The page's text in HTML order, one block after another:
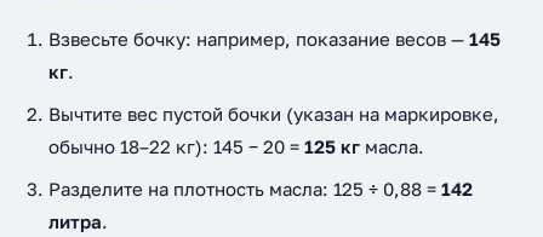
Взвесьте бочку: например, показание весов — 145
кг.
Вычтите вес пустой бочки (указан на маркировке,
обычно 18–22 кг): 145 − 20 = 125 кг масла.
Разделите на плотность масла: 125 ÷ 0,88 = 142
литра.